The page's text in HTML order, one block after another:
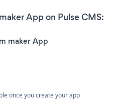
App on Pulse CMS:
maker App
once you create your app